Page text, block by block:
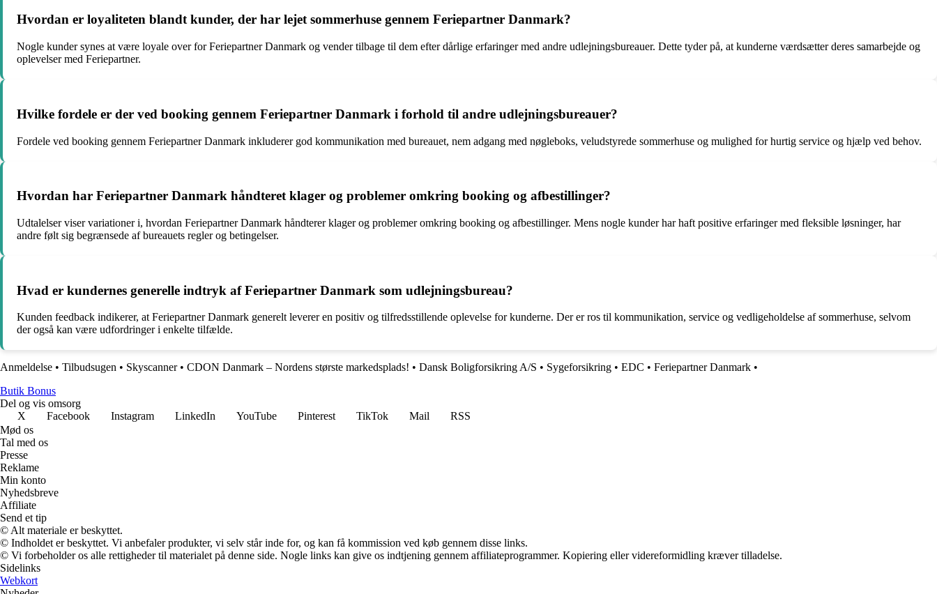
Hvordan er loyaliteten blandt kunder, der har lejet sommerhuse gennem Feriepartner Danmark?
Nogle kunder synes at være loyale over for Feriepartner Danmark og vender tilbage til dem efter dårlige erfaringer med andre udlejningsbureauer. Dette tyder på, at kunderne værdsætter deres samarbejde og
oplevelser med Feriepartner.
Hvilke fordele er der ved booking gennem Feriepartner Danmark i forhold til andre udlejningsbureauer?
Fordele ved booking gennem Feriepartner Danmark inkluderer god kommunikation med bureauet, nem adgang med nøgleboks, veludstyrede sommerhuse og mulighed for hurtig service og hjælp ved behov.
Hvordan har Feriepartner Danmark håndteret klager og problemer omkring booking og afbestillinger?
Udtalelser viser variationer i, hvordan Feriepartner Danmark håndterer klager og problemer omkring booking og afbestillinger. Mens nogle kunder har haft positive erfaringer med fleksible løsninger, har
andre følt sig begrænsede af bureauets regler og betingelser.
Hvad er kundernes generelle indtryk af Feriepartner Danmark som udlejningsbureau?
Kunden feedback indikerer, at Feriepartner Danmark generelt leverer en positiv og tilfredsstillende oplevelse for kunderne. Der er ros til kommunikation, service og vedligeholdelse af sommerhuse, selvom
der også kan være udfordringer i enkelte tilfælde.
Anmeldelse • Tilbudsugen • Skyscanner• CDON Danmark – Nordens største markedsplads! • Dansk Boligforsikring A/S • Sygeforsikring • EDC • Feriepartner Danmark •
Butik Bonus
Del og vis omsorg
X
Facebook Instagram LinkedIn YouTube Pinterest TikTok Mail
RSS
Mød os
Tal med os
Presse
Reklame
Min konto
Nyhedsbreve
Affiliate
Send et tip
© Alt materiale er beskyttet.
© Indholdet er beskyttet. Vi anbefaler produkter, vi selv står inde for, og kan få kommission ved køb gennem disse links.
© Vi forbeholder os alle rettigheder til materialet på denne side. Nogle links kan give os indtjening gennem affiliateprogrammer. Kopiering eller videreformidling kræver tilladelse.
Sidelinks
Webkort